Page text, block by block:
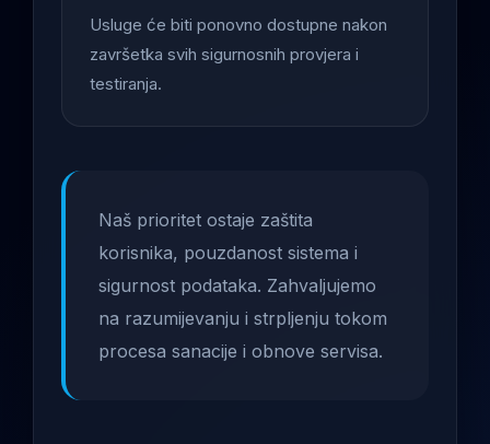
Usluge će biti ponovno dostupne nakon
završetka svih sigurnosnih provjera i
testiranja.
Naš prioritet ostaje zaštita
korisnika, pouzdanost sistema i
sigurnost podataka. Zahvaljujemo
na razumijevanju i strpljenju tokom
procesa sanacije i obnove servisa.